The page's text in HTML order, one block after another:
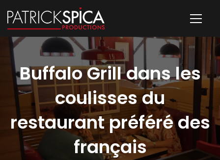
Buffalo Grill dans les
coulisses du
restaurant préféré des
français